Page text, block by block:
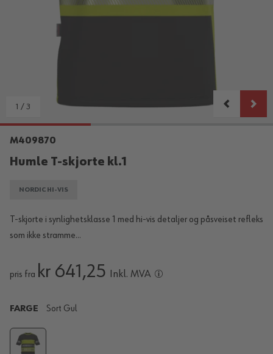
1 / 3
M409870
Humle T-skjorte kl.1
NORDIC HI-VIS
T-skjorte i synlighetsklasse 1 med hi-vis detaljer og påsveiset refleks
som ikke stramme...
pris fra kr 641,25 Inkl. MVA
FARGE Sort Gul